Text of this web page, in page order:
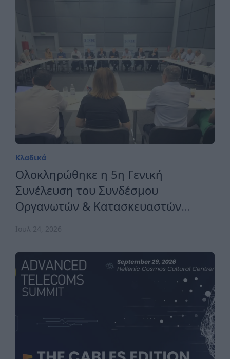
Κλαδικά
Ολοκληρώθηκε η 5η Γενική
Συνέλευση του Συνδέσμου
Οργανωτών & Κατασκευαστών
Εκθέσεων Ελλάδος
Ιουλ 24, 2026